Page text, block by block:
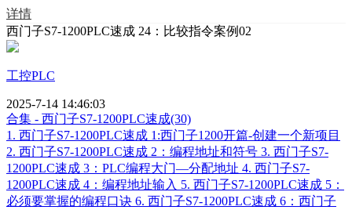
详情
西门子S7-1200PLC速成 24：比较指令案例02
工控PLC
2025-7-14 14:46:03
合集 - 西门子S7-1200PLC速成(30)
1. 西门子S7-1200PLC速成 1:西门子1200开篇-创建一个新项目
2. 西门子S7-1200PLC速成 2：编程地址和符号 3. 西门子S7-
1200PLC速成 3：PLC编程大门—分配地址 4. 西门子S7-
1200PLC速成 4：编程地址输入 5. 西门子S7-1200PLC速成 5：
必须要掌握的编程口诀 6. 西门子S7-1200PLC速成 6：西门子